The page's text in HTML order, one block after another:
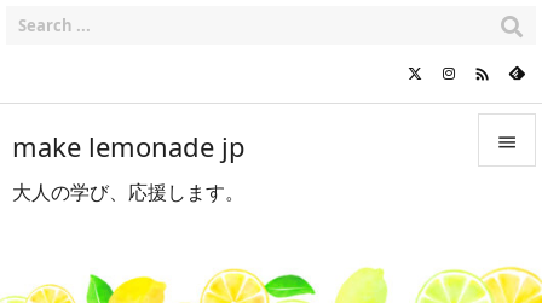
make lemonade jp
大人の学び、応援します。


サイド
